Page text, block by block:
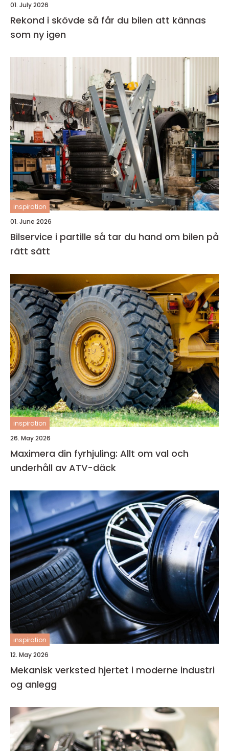
01. July 2026
Rekond i skövde så får du bilen att kännas
som ny igen
inspiration
01. June 2026
Bilservice i partille så tar du hand om bilen på
rätt sätt
inspiration
26. May 2026
Maximera din fyrhjuling: Allt om val och
underhåll av ATV-däck
inspiration
12. May 2026
Mekanisk verksted hjertet i moderne industri
og anlegg